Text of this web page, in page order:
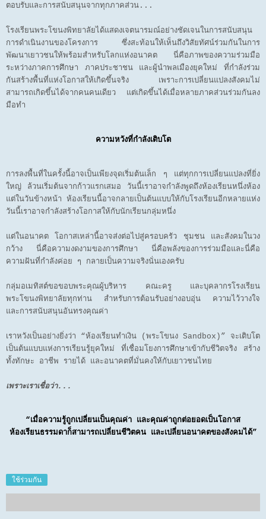
ตอบรับและการสนับสนุนจากทุกภาคส่วน...
โรงเรียนพระโขนงพิทยาลัยได้แสดงเจตนารมณ์อย่างชัดเจนในการสนับสนุน
การดำเนินงานของโครงการ ซึ่งสะท้อนให้เห็นถึงวิสัยทัศน์ร่วมกันในการ
พัฒนาเยาวชนให้พร้อมสำหรับโลกแห่งอนาคต นี่คือภาพของความร่วมมือ
ระหว่างภาคการศึกษา ภาคประชาชน และผู้นำพลเมืองยุคใหม่ ที่กำลังร่วม
กันสร้างพื้นที่แห่งโอกาสให้เกิดขึ้นจริง เพราะการเปลี่ยนแปลงสังคมไม่
สามารถเกิดขึ้นได้จากคนคนเดียว แต่เกิดขึ้นได้เมื่อหลายภาคส่วนร่วมกันลง
มือทำ
ความหวังที่กำลังเติบโต
การลงพื้นที่ในครั้งนี้อาจเป็นเพียงจุดเริ่มต้นเล็ก ๆ แต่ทุกการเปลี่ยนแปลงที่ยิ่ง
ใหญ่ ล้วนเริ่มต้นจากก้าวแรกเสมอ วันนี้เราอาจกำลังพูดถึงห้องเรียนหนึ่งห้อง
แต่ในวันข้างหน้า ห้องเรียนนี้อาจกลายเป็นต้นแบบให้กับโรงเรียนอีกหลายแห่ง
วันนี้เราอาจกำลังสร้างโอกาสให้กับนักเรียนกลุ่มหนึ่ง
แต่ในอนาคต โอกาสเหล่านี้อาจส่งต่อไปสู่ครอบครัว ชุมชน และสังคมในวง
กว้าง นี่คือความงดงามของการศึกษา นี่คือพลังของการร่วมมือและนี่คือ
ความฝันที่กำลังค่อย ๆ กลายเป็นความจริงนั่นเองครับ
กลุ่มอเมทิสต์ขอขอบพระคุณผู้บริหาร คณะครู และบุคลากรโรงเรียน
พระโขนงพิทยาลัยทุกท่าน สำหรับการต้อนรับอย่างอบอุ่น ความไว้วางใจ
และการสนับสนุนอันทรงคุณค่า
เราหวังเป็นอย่างยิ่งว่า “ห้องเรียนทำเงิน (พระโขนง Sandbox)” จะเติบโต
เป็นต้นแบบแห่งการเรียนรู้ยุคใหม่ ที่เชื่อมโยงการศึกษาเข้ากับชีวิตจริง สร้าง
ทั้งทักษะ อาชีพ รายได้ และอนาคตที่มั่นคงให้กับเยาวชนไทย
เพราะเราเชื่อว่า...
“เมื่อความรู้ถูกเปลี่ยนเป็นคุณค่า และคุณค่าถูกต่อยอดเป็นโอกาส
ห้องเรียนธรรมดาก็สามารถเปลี่ยนชีวิตคน และเปลี่ยนอนาคตของสังคมได้”
ใช้ร่วมกัน